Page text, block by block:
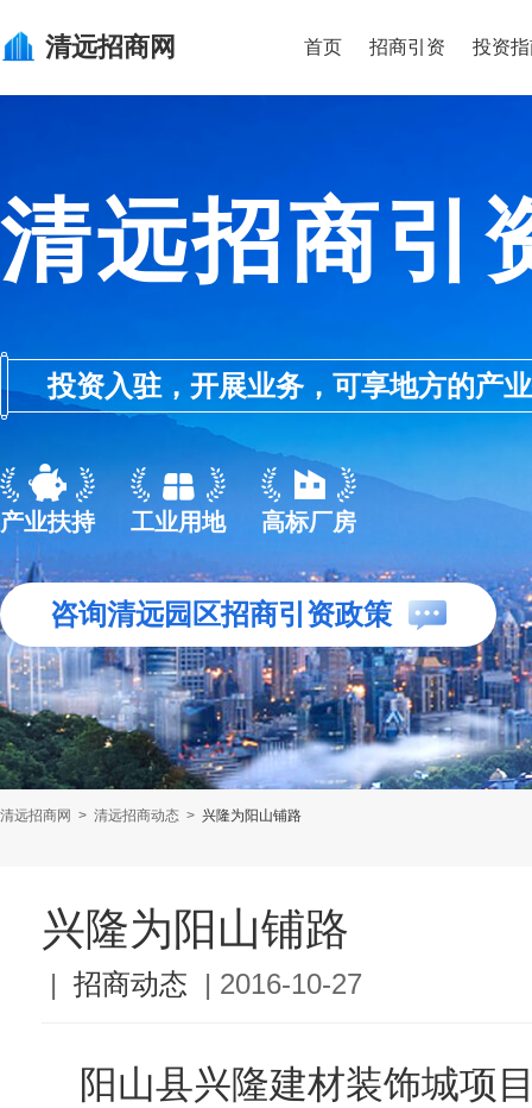
清远招商网 首页 招商引资 投资
清远招商引
投资入驻，开展业务，可享地方的产
产业扶持 工业用地 高标厂房
咨询清远园区招商引资政策
清远招商网 > 清远招商动态 > 兴隆为阳山铺路
兴隆为阳山铺路
| 招商动态 | 2016-10-27
阳山县兴隆建材装饰城项